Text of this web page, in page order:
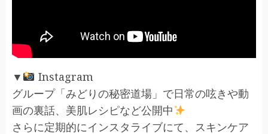
▼
Instagram
グループ「みどりの秘密道場」で日常の呟きや動
画の裏話、美肌レシピなど公開中
さらに定期的にインスタライブにて、スキンケア